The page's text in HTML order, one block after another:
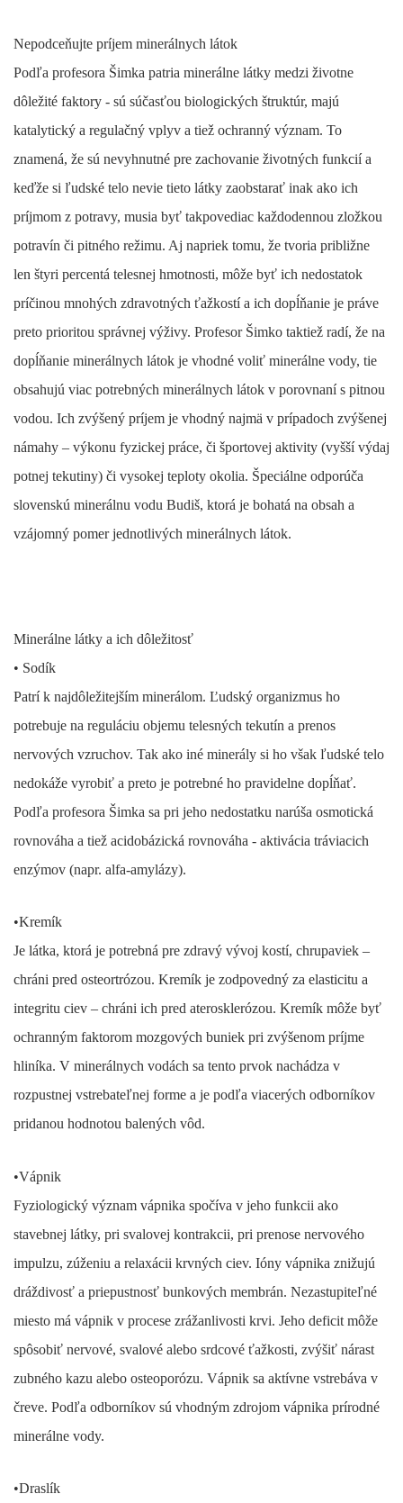
Nepodceňujte príjem minerálnych látok
Podľa profesora Šimka patria minerálne látky medzi životne
dôležité faktory - sú súčasťou biologických štruktúr, majú
katalytický a regulačný vplyv a tiež ochranný význam. To
znamená, že sú nevyhnutné pre zachovanie životných funkcií a
keďže si ľudské telo nevie tieto látky zaobstarať inak ako ich
príjmom z potravy, musia byť takpovediac každodennou zložkou
potravín či pitného režimu. Aj napriek tomu, že tvoria približne
len štyri percentá telesnej hmotnosti, môže byť ich nedostatok
príčinou mnohých zdravotných ťažkostí a ich dopĺňanie je práve
preto prioritou správnej výživy. Profesor Šimko taktiež radí, že na
dopĺňanie minerálnych látok je vhodné voliť minerálne vody, tie
obsahujú viac potrebných minerálnych látok v porovnaní s pitnou
vodou. Ich zvýšený príjem je vhodný najmä v prípadoch zvýšenej
námahy – výkonu fyzickej práce, či športovej aktivity (vyšší výdaj
potnej tekutiny) či vysokej teploty okolia. Špeciálne odporúča
slovenskú minerálnu vodu Budiš, ktorá je bohatá na obsah a
vzájomný pomer jednotlivých minerálnych látok.
Minerálne látky a ich dôležitosť
• Sodík
Patrí k najdôležitejším minerálom. Ľudský organizmus ho
potrebuje na reguláciu objemu telesných tekutín a prenos
nervových vzruchov. Tak ako iné minerály si ho však ľudské telo
nedokáže vyrobiť a preto je potrebné ho pravidelne dopĺňať.
Podľa profesora Šimka sa pri jeho nedostatku narúša osmotická
rovnováha a tiež acidobázická rovnováha - aktivácia tráviacich
enzýmov (napr. alfa-amylázy).
•Kremík
Je látka, ktorá je potrebná pre zdravý vývoj kostí, chrupaviek –
chráni pred osteortrózou. Kremík je zodpovedný za elasticitu a
integritu ciev – chráni ich pred aterosklerózou. Kremík môže byť
ochranným faktorom mozgových buniek pri zvýšenom príjme
hliníka. V minerálnych vodách sa tento prvok nachádza v
rozpustnej vstrebateľnej forme a je podľa viacerých odborníkov
pridanou hodnotou balených vôd.
•Vápnik
Fyziologický význam vápnika spočíva v jeho funkcii ako
stavebnej látky, pri svalovej kontrakcii, pri prenose nervového
impulzu, zúženiu a relaxácii krvných ciev. Ióny vápnika znižujú
dráždivosť a priepustnosť bunkových membrán. Nezastupiteľné
miesto má vápnik v procese zrážanlivosti krvi. Jeho deficit môže
spôsobiť nervové, svalové alebo srdcové ťažkosti, zvýšiť nárast
zubného kazu alebo osteoporózu. Vápnik sa aktívne vstrebáva v
čreve. Podľa odborníkov sú vhodným zdrojom vápnika prírodné
minerálne vody.
•Draslík